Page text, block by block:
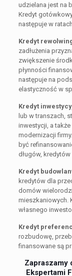
udzielana jest na
Kredyt
następuje w ratach
Kredyt
zadłużenia
zwiększenie
płynności
następuje na
elastyczność w
Kredyt
lub w transzach,
inwestycji, a
modernizacji
być
długów, kredytów
Kredyt
kredytów dla
domów
mieszkaniowych.
własnego
Kredyt
rozbudowę,
finansowane są
Zapraszamy
Ekspertami